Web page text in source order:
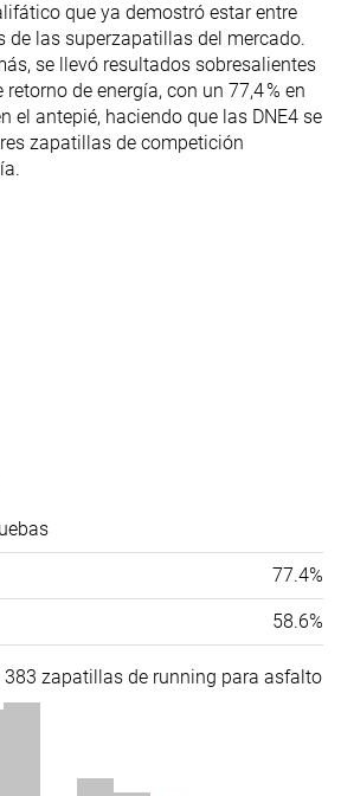
que ya demostró estar entre
de las superzapatillas del mercado.
se llevó resultados sobresalientes
de energía, con un 77,4 % en
el antepié, haciendo que las DNE4 se
zapatillas de competición
77.4%
58.6%
zapatillas de running para asfalto